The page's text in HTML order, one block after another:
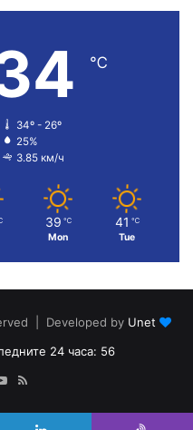
℃
34º - 26º
25%
3.85 км/ч
39 ℃
Mon
41 ℃
Tue
| Developed by Unet
24 часа: 56
YouTube
RSS